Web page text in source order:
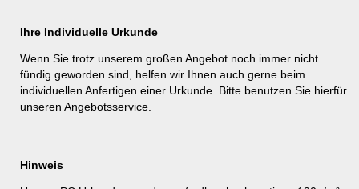
Ihre Individuelle Urkunde
Wenn Sie trotz unserem großen Angebot noch immer nicht
fündig geworden sind, helfen wir Ihnen auch gerne beim
individuellen Anfertigen einer Urkunde. Bitte benutzen Sie hierfür
unseren Angebotsservice
Hinweis